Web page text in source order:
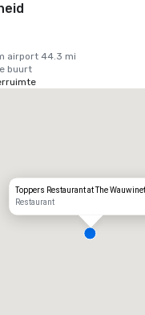
airport 44.3 mi
buurt
Toppers Restaurant at The Wauwinet
Restaurant